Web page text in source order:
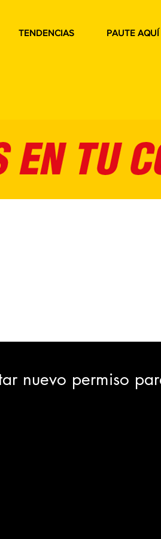
TENDENCIAS PAUTE AQUÍ
nuevo permiso